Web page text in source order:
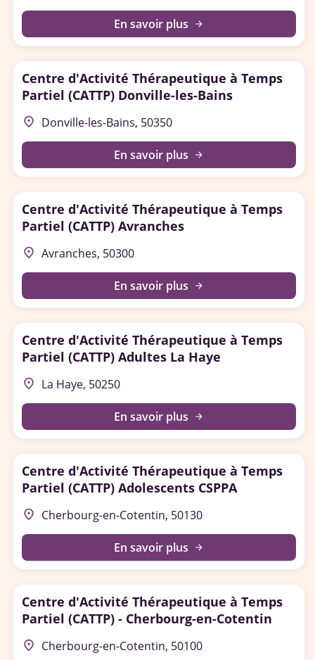
En savoir plus arrow_forward
Centre d'Activité Thérapeutique à Temps
Partiel (CATTP) Donville-les-Bains
place Donville-les-Bains, 50350
En savoir plus arrow_forward
Centre d'Activité Thérapeutique à Temps
Partiel (CATTP) Avranches
place Avranches, 50300
En savoir plus arrow_forward
Centre d'Activité Thérapeutique à Temps
Partiel (CATTP) Adultes La Haye
place La Haye, 50250
En savoir plus arrow_forward
Centre d'Activité Thérapeutique à Temps
Partiel (CATTP) Adolescents CSPPA
place Cherbourg-en-Cotentin, 50130
En savoir plus arrow_forward
Centre d'Activité Thérapeutique à Temps
Partiel (CATTP) - Cherbourg-en-Cotentin
place Cherbourg-en-Cotentin, 50100